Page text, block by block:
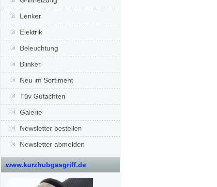
Lenker
Elektrik
Beleuchtung
Blinker
Neu im Sortiment
Tüv Gutachten
Galerie
Newsletter bestellen
Newsletter abmelden
www.kurzhubgasgriff.de